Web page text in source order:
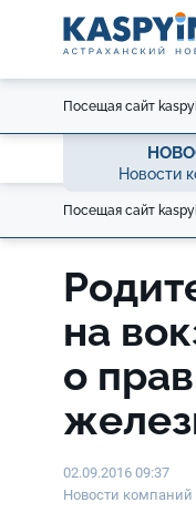
Посещая сайт
Новости
Посещая сайт
на
о
02.09.2016 09:37
Новости компаний